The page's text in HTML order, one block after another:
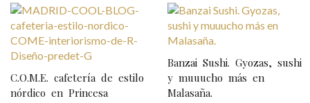
C.O.M.E. cafetería de estilo
nórdico en Princesa
Banzai Sushi. Gyozas, sushi
y muuucho más en
Malasaña.
N
a
v
e